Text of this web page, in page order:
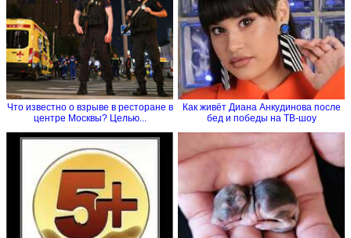
Что известно о взрыве в ресторане в
центре Москвы? Целью...
Как живёт Диана Анкудинова после
бед и победы на ТВ-шоу